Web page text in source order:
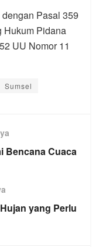
Pasal 359
Hukum Pidana
UU Nomor 11
Sumsel
Bencana Cuaca
yang Perlu